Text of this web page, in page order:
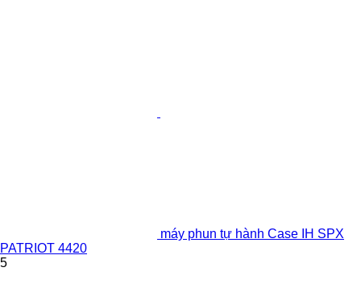
máy phun tự hành Case IH SPX
PATRIOT 4420
5